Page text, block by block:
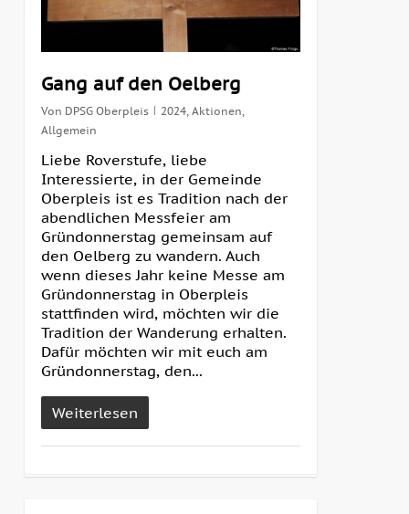
Gang auf den Oelberg
Von DPSG Oberpleis 2024, Aktionen
Allgemein
Liebe Roverstufe, liebe
Interessierte, in der Gemeinde
Oberpleis ist es Tradition nach der
abendlichen Messfeier am
Gründonnerstag gemeinsam auf
den Oelberg zu wandern. Auch
wenn dieses Jahr keine Messe am
Gründonnerstag in Oberpleis
stattfinden wird, möchten wir die
Tradition der Wanderung erhalten.
Dafür möchten wir mit euch am
Gründonnerstag, den...
Weiterlesen